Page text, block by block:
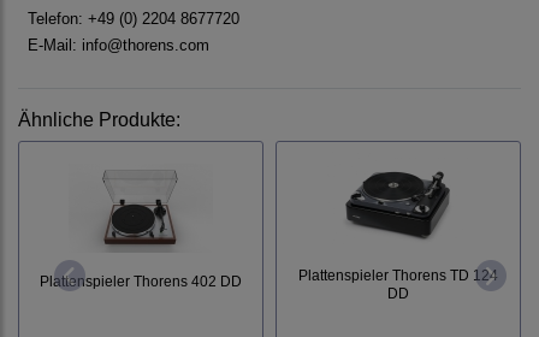
Telefon: +49 (0) 2204 8677720
E-Mail: info@thorens.com
Ähnliche Produkte:
Plattenspieler Thorens 402 DD
Plattenspieler Thorens TD 124
DD